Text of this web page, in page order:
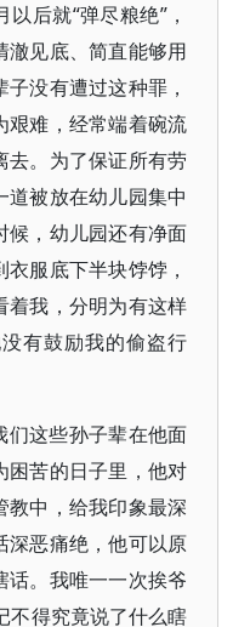
后就“弹尽粮绝”，
澈见底、简直能够用
没有遭过这种罪，
艰难，经常端着碗流
去。为了保证所有劳
被放在幼儿园集中
候，幼儿园还有净面
服底下半块饽饽，
着我，分明为有这样
有鼓励我的偷盗行
们这些孙子辈在他面
困苦的日子里，他对
中，给我印象最深
深恶痛绝，他可以原
。我唯一一次挨爷
不得究竟说了什么瞎